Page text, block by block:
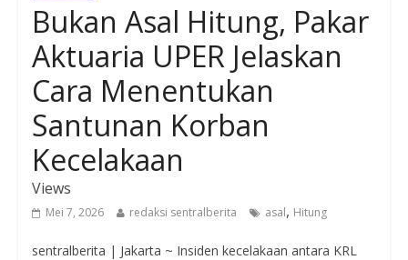
Bukan Asal Hitung, Pakar
Aktuaria UPER Jelaskan
Cara Menentukan
Santunan Korban
Kecelakaan
Views
Mei 7, 2026 redaksi sentralberita asal, Hitung
sentralberita | Jakarta ~ Insiden kecelakaan antara KRL